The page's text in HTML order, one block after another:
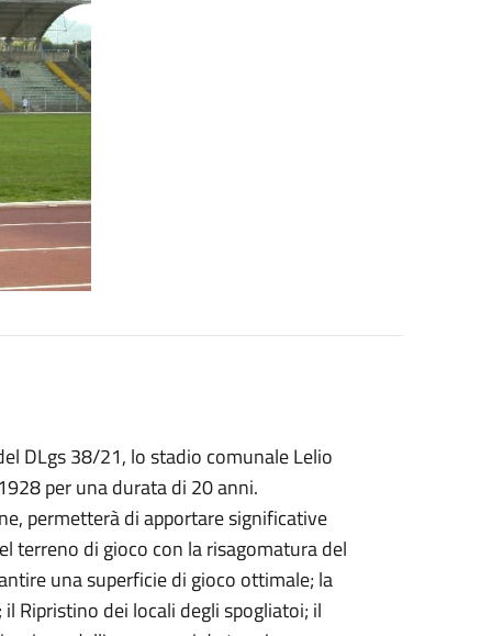
DLgs 38/21, lo stadio comunale Lelio
per una durata di 20 anni.
permetterà di apportare significative
terreno di gioco con la risagomatura del
una superficie di gioco ottimale; la
Ripristino dei locali degli spogliatoi; il